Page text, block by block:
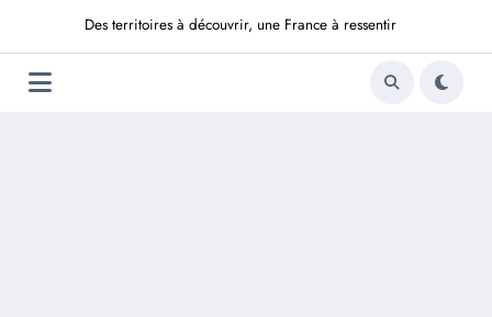
Des territoires à découvrir, une France à ressentir